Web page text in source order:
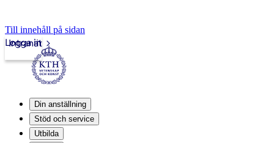
Till innehåll på sidan
Intranät
Logga in
Din anställning
Stöd och service
Utbilda